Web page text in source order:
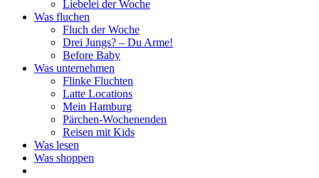
Liebelei der Woche
Was fluchen
Fluch der Woche
Drei Jungs? – Du Arme!
Before Baby
Was unternehmen
Flinke Fluchten
Latte Locations
Mein Hamburg
Pärchen-Wochenenden
Reisen mit Kids
Was lesen
Was shoppen